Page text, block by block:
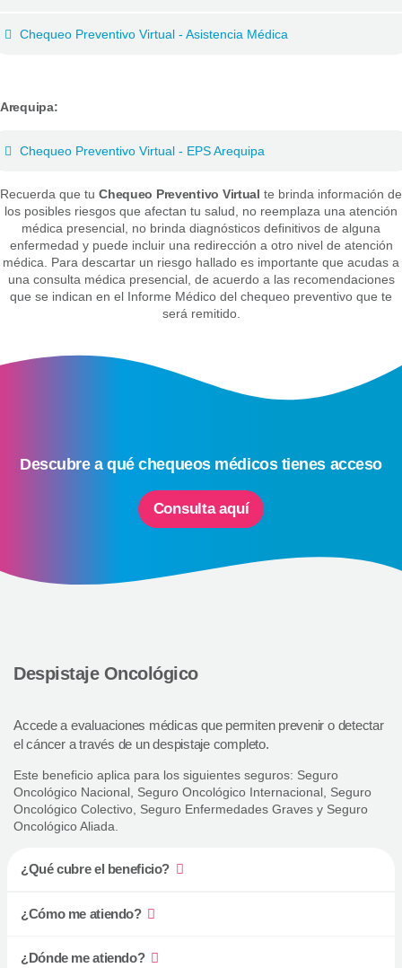
Chequeo Preventivo Virtual - Asistencia Médica
Arequipa:
Chequeo Preventivo Virtual - EPS Arequipa
Recuerda que tuChequeo Preventivo Virtual te brinda información de
los posibles riesgos que afectan tu salud, no reemplaza una atención
médica presencial, no brinda diagnósticos definitivos de alguna
enfermedad y puede incluir una redirección a otro nivel de atención
médica. Para descartar un riesgo hallado es importante que acudas a
una consulta médica presencial, de acuerdo a las recomendaciones
que se indican en el Informe Médico del chequeo preventivo que te
será remitido.
Descubre a qué chequeos médicos tienes acceso
Consulta aquí
Despistaje Oncológico
Accede a evaluaciones médicas que permiten prevenir o detectar
el cáncer a través de un despistaje completo.
Este beneficio aplica para los siguientes seguros: Seguro
Oncológico Nacional, Seguro Oncológico Internacional, Seguro
Oncológico Colectivo, Seguro Enfermedades Graves y Seguro
Oncológico Aliada.
¿Qué cubre el beneficio?
¿Cómo me atiendo?
¿Dónde me atiendo?